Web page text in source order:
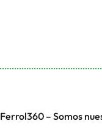
Ferrol360 – Somos